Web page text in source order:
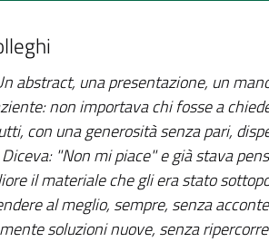
abstract, una presentazione, un
non importava chi fosse a
con una generosità senza pari,
"Non mi piace" e già stava
il materiale che gli era stato
al meglio, sempre, senza
soluzioni nuove, senza